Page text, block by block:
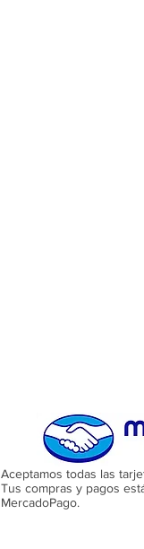
Aceptamos todas las
Tus compras y pagos
MercadoPago.